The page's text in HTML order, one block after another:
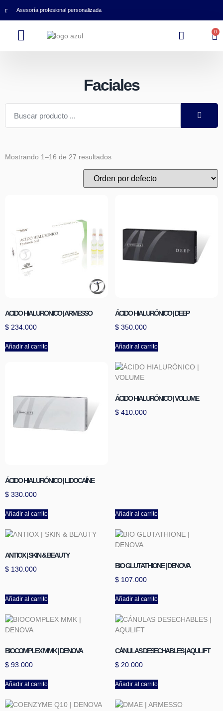
Asesoría profesional personalizada
0
Faciales
Mostrando 1–16 de 27 resultados
ACIDO HIALURONICO | ARMESSO
$ 234.000
Añadir al carrito
ÁCIDO HIALURÓNICO | DEEP
$ 350.000
Añadir al carrito
ÁCIDO HIALURÓNICO | LIDOCAÍNE
$ 330.000
Añadir al carrito
ÁCIDO HIALURÓNICO | VOLUME
$ 410.000
Añadir al carrito
ANTIOX | SKIN & BEAUTY
$ 130.000
Añadir al carrito
BIO GLUTATHIONE | DENOVA
$ 107.000
Añadir al carrito
BIOCOMPLEX MMK | DENOVA
$ 93.000
Añadir al carrito
CÁNULAS DESECHABLES | AQULIFT
$ 20.000
Añadir al carrito